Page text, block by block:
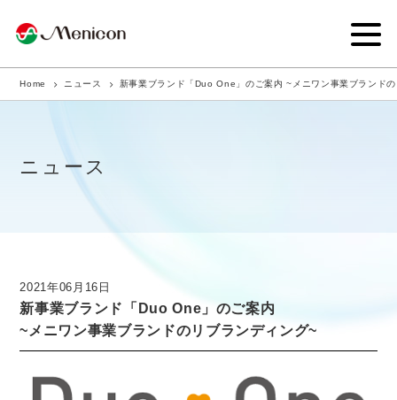
企業情報
商品サイト
ニュース
採用情報
Home ニュース 新事業ブランド「Duo One」のご案内 ~メニワン事業ブランド
ニュース
2021年06月16日
新事業ブランド「Duo One」のご案内
~メニワン事業ブランドのリブランディング~